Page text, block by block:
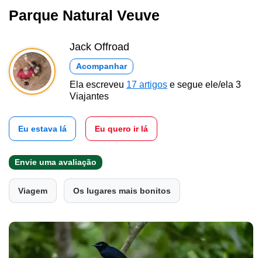
Parque Natural Veuve
Jack Offroad
Acompanhar
Ela escreveu 17 artigos e segue ele/ela 3
Viajantes
Eu estava lá Eu quero ir lá
Envie uma avaliação
Viagem Os lugares mais bonitos